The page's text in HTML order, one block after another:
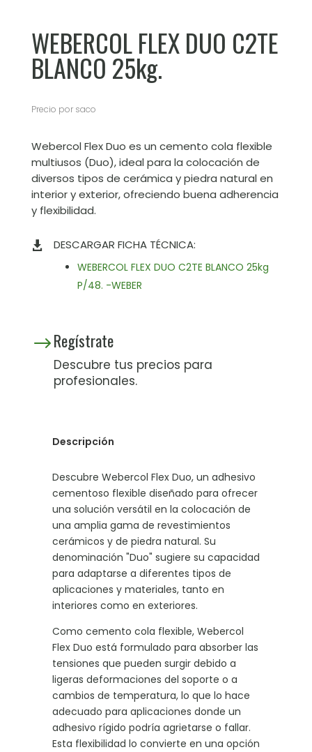
WEBERCOL FLEX DUO C2TE
BLANCO 25kg.
Precio por saco
Webercol Flex Duo es un cemento cola flexible
multiusos (Duo), ideal para la colocación de
diversos tipos de cerámica y piedra natural en
interior y exterior, ofreciendo buena adherencia
y flexibilidad.
 DESCARGAR FICHA TÉCNICA:
WEBERCOL FLEX DUO C2TE BLANCO 25kg
P/48. -WEBER
$Regístrate
Descubre tus precios para
profesionales.
Descripción
Descubre Webercol Flex Duo, un adhesivo
cementoso flexible diseñado para ofrecer
una solución versátil en la colocación de
una amplia gama de revestimientos
cerámicos y de piedra natural. Su
denominación "Duo" sugiere su capacidad
para adaptarse a diferentes tipos de
aplicaciones y materiales, tanto en
interiores como en exteriores.
Como cemento cola flexible, Webercol
Flex Duo está formulado para absorber las
tensiones que pueden surgir debido a
ligeras deformaciones del soporte o a
cambios de temperatura, lo que lo hace
adecuado para aplicaciones donde un
adhesivo rígido podría agrietarse o fallar.
Esta flexibilidad lo convierte en una opción